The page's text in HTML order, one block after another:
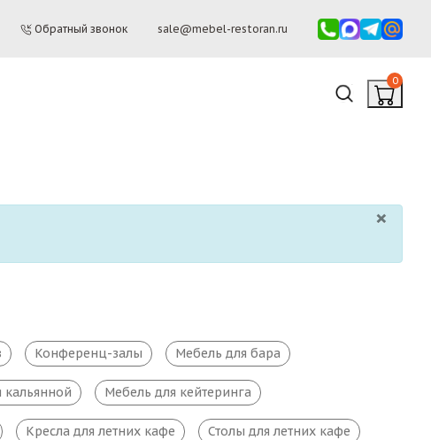
Обратный звонок sale@mebel-restoran.ru
0
×
Конференц-залы Мебель для бара
кальянной Мебель для кейтеринга
Кресла для летних кафе Столы для летних кафе